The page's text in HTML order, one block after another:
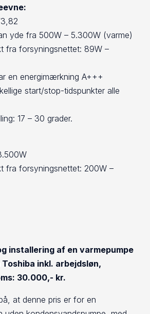
yde fra 500W – 5.300W (varme)
fra forsyningsnettet: 89W –
en energimærkning A+++
start/stop-tidspunkter alle
17 – 30 grader.
fra forsyningsnettet: 200W –
installering af en varmepumpe
inkl. arbejdsløn,
30.000,- kr.
at denne pris er for en